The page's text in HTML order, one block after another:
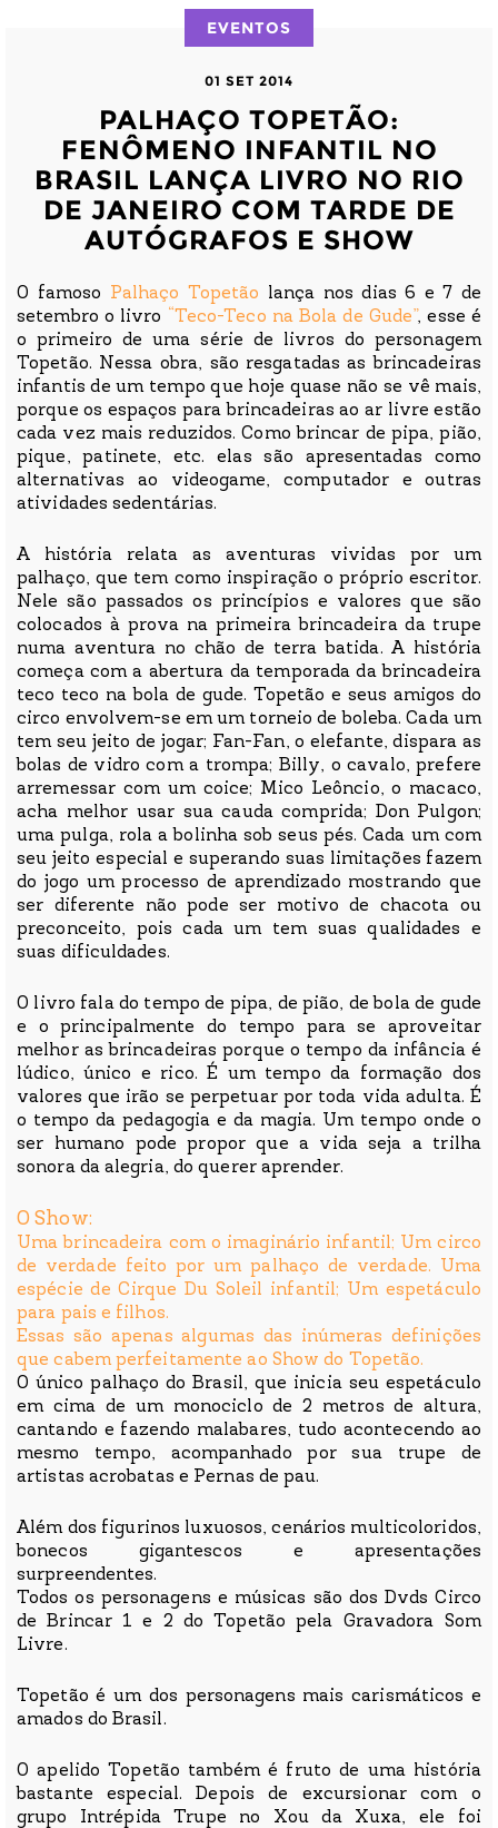
EVENTOS
01 SET 2014
PALHAÇO TOPETÃO:
FENÔMENO INFANTIL NO
BRASIL LANÇA LIVRO NO RIO
DE JANEIRO COM TARDE DE
AUTÓGRAFOS E SHOW
O famoso Palhaço Topetão lança nos dias 6 e 7 de
setembro o livro
“Teco-Teco na Bola de Gude”, esse é
o primeiro de uma série de livros do personagem
Topetão. Nessa obra, são resgatadas as brincadeiras
infantis de um tempo que hoje quase não se vê mais,
porque os espaços para brincadeiras ao ar livre estão
cada vez mais reduzidos. Como brincar de pipa, pião,
pique, patinete, etc. elas são apresentadas como
alternativas ao videogame, computador e outras
atividades sedentárias.
A história relata as aventuras vividas por um
palhaço, que tem como inspiração o próprio escritor.
Nele são passados os princípios e valores que são
colocados à prova na primeira brincadeira da trupe
numa aventura no chão de terra batida. A história
começa com a abertura da temporada da brincadeira
teco teco na bola de gude. Topetão e seus amigos do
circo envolvem-se em um torneio de boleba. Cada um
tem seu jeito de jogar; Fan-Fan, o elefante, dispara as
bolas de vidro com a trompa; Billy, o cavalo, prefere
arremessar com um coice; Mico Leôncio, o macaco,
acha melhor usar sua cauda comprida; Don Pulgon;
uma pulga, rola a bolinha sob seus pés. Cada um com
seu jeito especial e superando suas limitações fazem
do jogo um processo de aprendizado mostrando que
ser diferente não pode ser motivo de chacota ou
preconceito, pois cada um tem suas qualidades e
suas dificuldades.
O livro fala do tempo de pipa, de pião, de bola de gude
e o principalmente do tempo para se aproveitar
melhor as brincadeiras porque o tempo da infância é
lúdico, único e rico. É um tempo da formação dos
valores que irão se perpetuar por toda vida adulta. É
o tempo da pedagogia e da magia. Um tempo onde o
ser humano pode propor que a vida seja a trilha
sonora da alegria, do querer aprender.
O Show:
Uma brincadeira com o imaginário infantil; Um circo
de verdade feito por um palhaço de verdade. Uma
espécie de Cirque Du Soleil infantil; Um espetáculo
para pais e filhos.
Essas são apenas algumas das inúmeras definições
que cabem perfeitamente ao Show do Topetão.
O único palhaço do Brasil, que inicia seu espetáculo
em cima de um monociclo de 2 metros de altura,
cantando e fazendo malabares, tudo acontecendo ao
mesmo tempo, acompanhado por sua trupe de
artistas acrobatas e Pernas de pau.
Além dos figurinos luxuosos, cenários multicoloridos,
bonecos gigantescos e apresentações
surpreendentes.
Todos os personagens e músicas são dos Dvds Circo
de Brincar 1 e 2 do Topetão pela Gravadora Som
Livre.
Topetão é um dos personagens mais carismáticos e
amados do Brasil.
O apelido Topetão também é fruto de uma história
bastante especial. Depois de excursionar com o
grupo Intrépida Trupe no Xou da Xuxa, ele foi